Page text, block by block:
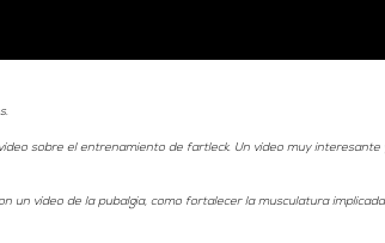
sobre el entrenamiento de fartleck. Un vídeo muy interesante
un vídeo de la pubalgia, como fortalecer la musculatura